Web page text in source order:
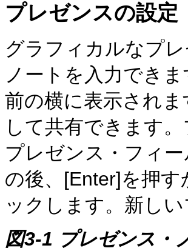
プレゼンスの設定
グラフィカルなプ
ノートを入力でき
前の横に表示され
して共有できます
プレゼンス・フィ
の後、[Enter]を押
ックします。新し
図3-1 プレゼンス・